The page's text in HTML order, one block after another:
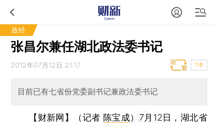
政经
张昌尔兼任湖北政法委书记
2012年07月12日 21:17 T中
目前已有七省份党委副书记兼政法委书记
【财新网】（记者 陈宝成） 7月12日，湖北省